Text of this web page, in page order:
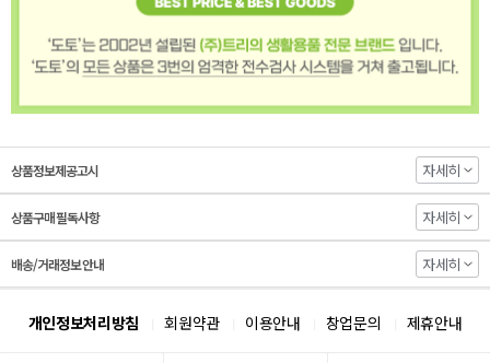
상품정보제공고시 자세히
상품구매 필독사항 자세히
배송/거래정보 안내 자세히
개인정보처리방침 회원약관 이용안내 창업문의 제휴안내